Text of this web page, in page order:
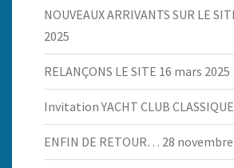
NOUVEAUX ARRIVANTS SUR LE
2025
RELANÇONS LE SITE 16 mars 2025
Invitation YACHT CLUB CLASSIQUE
ENFIN DE RETOUR… 28